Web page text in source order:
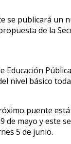
se publicará un
de la
nivel básico
puente
mayo y este
5 de junio.